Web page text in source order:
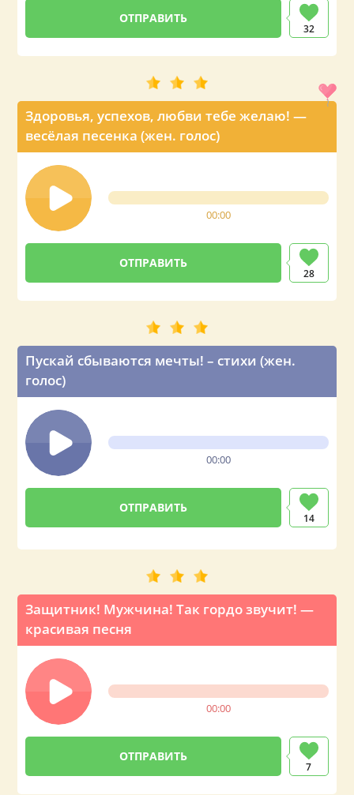
32
Здоровья, успехов, любви тебе желаю! —
весёлая песенка (жен. голос)
00:00
28
Пускай сбываются мечты! – стихи (жен.
голос)
00:00
14
Защитник! Мужчина! Так гордо звучит! —
красивая песня
00:00
7